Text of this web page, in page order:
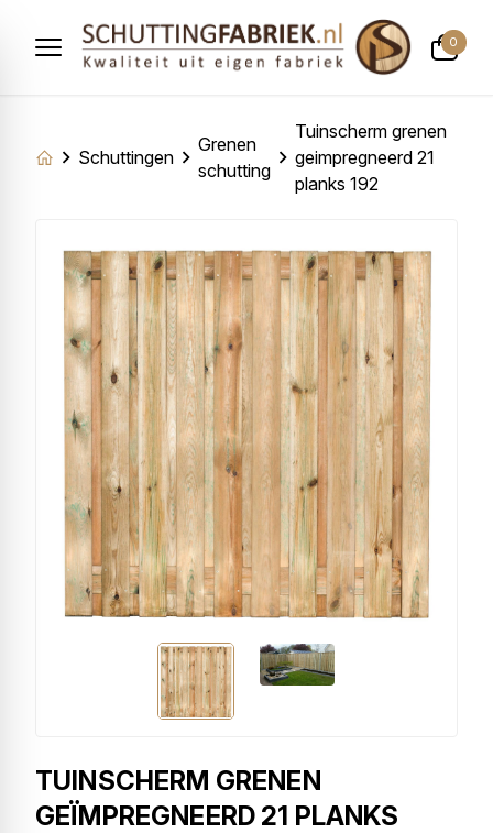
0
Schuttingen
Grenen
schutting
Tuinscherm grenen
geimpregneerd 21
planks 192
TUINSCHERM GRENEN
GEÏMPREGNEERD 21 PLANKS